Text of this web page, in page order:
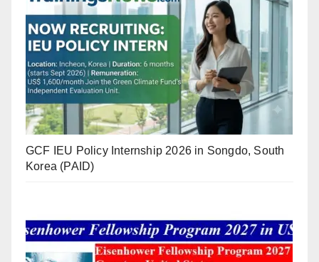
GCF IEU Policy Internship 2026 in Songdo, South
Korea (PAID)